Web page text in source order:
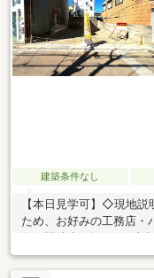
建築条件なし
【本日見学可】◇現地説
ため、お好みの工務店・
ニエンスストアございま